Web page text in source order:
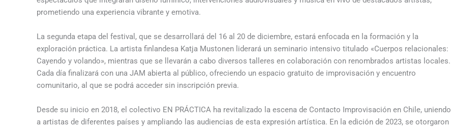
prometiendo una experiencia vibrante y emotiva.
La segunda etapa del festival, que se desarrollará del 16 al 20 de diciembre, estará enfocada en la formación y la
exploración práctica. La artista finlandesa Katja Mustonen liderará un seminario intensivo titulado «Cuerpos relacionales:
Cayendo y volando», mientras que se llevarán a cabo diversos talleres en colaboración con renombrados artistas locales.
Cada día finalizará con una JAM abierta al público, ofreciendo un espacio gratuito de improvisación y encuentro
comunitario, al que se podrá acceder sin inscripción previa.
Desde su inicio en 2018, el colectivo EN PRÁCTICA ha revitalizado la escena de Contacto Improvisación en Chile, uniendo
a artistas de diferentes países y ampliando las audiencias de esta expresión artística. En la edición de 2023, se otorgaron